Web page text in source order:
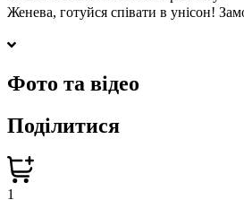
Женева, готуйся співати в унісон!
Фото та відео
Поділитися
1